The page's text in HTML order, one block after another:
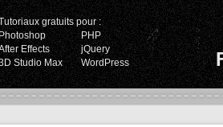
gratuits pour :
Photoshop
PHP
Effects
jQuery
Studio Max
WordPress